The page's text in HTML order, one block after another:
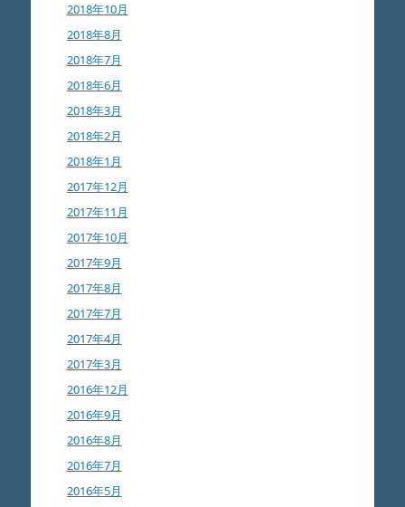
2018年10月
2018年8月
2018年7月
2018年6月
2018年3月
2018年2月
2018年1月
2017年12月
2017年11月
2017年10月
2017年9月
2017年8月
2017年7月
2017年4月
2017年3月
2016年12月
2016年9月
2016年8月
2016年7月
2016年5月